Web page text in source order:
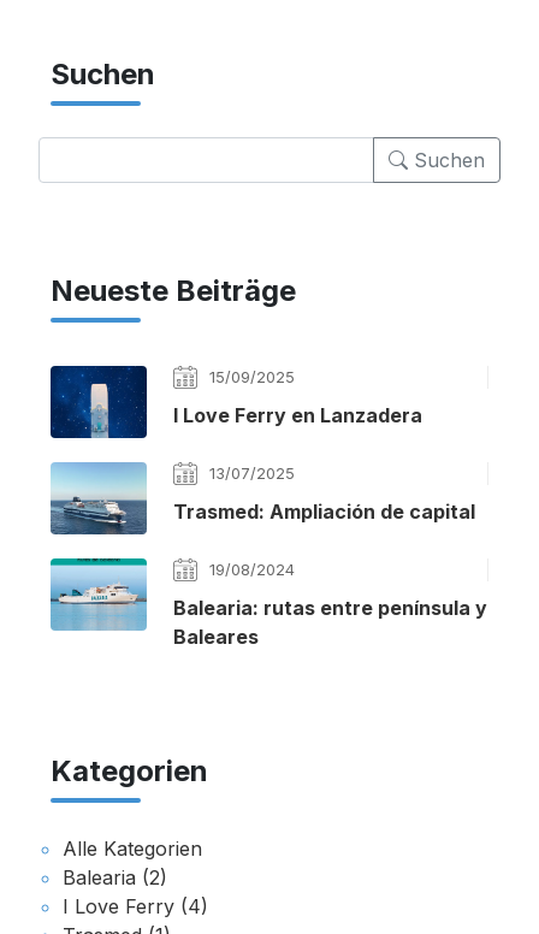
Suchen
Suchen
Neueste Beiträge
15/09/2025
I Love Ferry en Lanzadera
13/07/2025
Trasmed: Ampliación de capital
19/08/2024
Balearia: rutas entre península y
Baleares
Kategorien
Alle Kategorien
Balearia (2)
I Love Ferry (4)